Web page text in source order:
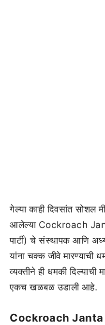
गेल्या काही दिवसांत सोशल
आलेल्या Cockroach
पार्टी) चे संस्थापक आणि
यांना चक्क जीवे मारण्याची
व्यक्तीने ही धमकी दिल्याची
एकच खळबळ उडाली आहे.
Cockroach